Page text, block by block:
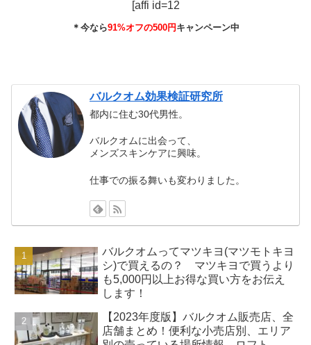
[affi id=12
＊今なら91%オフの500円 キャンペーン中
バルクオム効果検証研究所
都内に住む30代男性。
バルクオムに出会って、
メンズスキンケアに興味。
仕事での振る舞いも変わりました。
バルクオムってマツキヨ(マツモトキヨ
シ)で買えるの？ マツキヨで買うより
も5,000円以上お得な買い方をお伝え
します！
【2023年度版】バルクオム販売店、全
店舗まとめ！便利な小売店別、エリア